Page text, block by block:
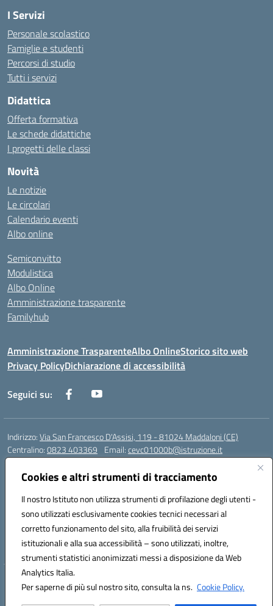
Cookies e altri strumenti di tracciamento
Il nostro Istituto non utilizza strumenti di profilazione degli utenti -
sono utilizzati esclusivamente cookies tecnici necessari al
corretto funzionamento del sito, alla fruibilità dei servizi
istituzionali e alla sua accessibilità – sono utilizzati, inoltre,
strumenti statistici anonimizzati messi a disposizione da Web
Analytics Italia.
Per saperne di più sul nostro sito, consulta la ns. Cookie Policy.
I Servizi
Personale scolastico
Famiglie e studenti
Percorsi di studio
Tutti i servizi
Didattica
Offerta formativa
Le schede didattiche
I progetti delle classi
Novità
Le notizie
Le circolari
Calendario eventi
Albo online
Semiconvitto
Modulistica
Albo Online
Amministrazione trasparente
Familyhub
Amministrazione TrasparenteAlbo OnlineStorico sito web
Privacy PolicyDichiarazione di accessibilità
Seguici su:
Indirizzo:Via San Francesco D'Assisi, 119 - 81024 Maddaloni (CE)
Centralino:0823 403369 Email:cevc01000b@istruzione.it
Posta elettronica certificata (PEC):
Codice fiscale: 80004990612 (Convitto) - 93044680614 (Scuole
Annesse)
Codice meccanografico:CEVC01000B
Codice Indice delle Pubbliche Amministrazioni (IPA): istsc_cevc01000b
Codice unico di fatturazione (CUF): ZUT1RT
Hosting & Powered by 3D Solution S.r.l.
Concept & Design by Designers Italia